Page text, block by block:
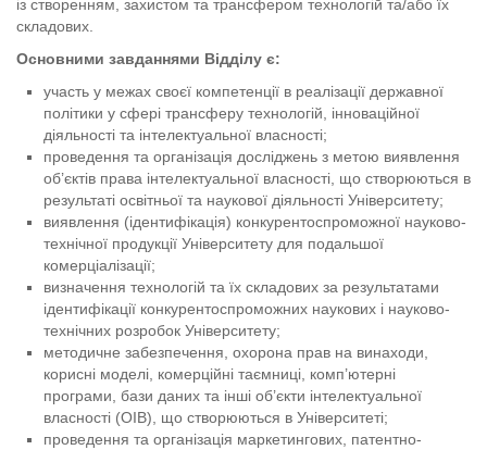
із створенням, захистом та трансфером технологій та/або їх
складових.
Основними завданнями Відділу є:
участь у межах своєї компетенції в реалізації державної
політики у сфері трансферу технологій, інноваційної
діяльності та інтелектуальної власності;
проведення та організація досліджень з метою виявлення
об’єктів права інтелектуальної власності, що створюються в
результаті освітньої та наукової діяльності Університету;
виявлення (ідентифікація) конкурентоспроможної науково-
технічної продукції Університету для подальшої
комерціалізації;
визначення технологій та їх складових за результатами
ідентифікації конкурентоспроможних наукових і науково-
технічних розробок Університету;
методичне забезпечення, охорона прав на винаходи,
корисні моделі, комерційні таємниці, комп’ютерні
програми, бази даних та інші об’єкти інтелектуальної
власності (ОІВ), що створюються в Університеті;
проведення та організація маркетингових, патентно-